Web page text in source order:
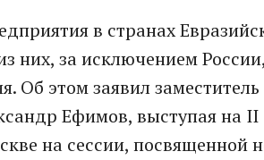
в странах
них, за исключением
Об этом заявил заместитель
Ефимов, выступая на II
на сессии, посвященной